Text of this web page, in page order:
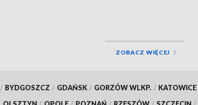
ZOBACZ WIĘCEJ
/ BYDGOSZCZ / GDAŃSK / GORZÓW WLKP. / KATOWICE